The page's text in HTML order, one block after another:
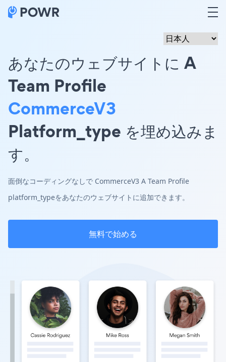
あなたのウェブサイトに A
Team Profile
CommerceV3
Platform_type を埋め込みま
す。
面倒なコーディングなしで CommerceV3 A Team Profile
platform_typeをあなたのウェブサイトに追加できます。
無料で始める